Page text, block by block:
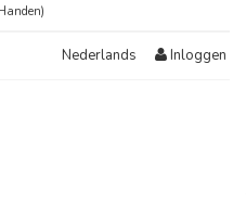
Nederlands Inloggen